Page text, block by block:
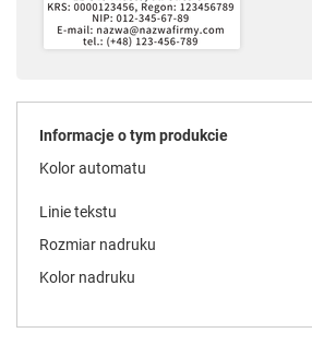
Informacje o tym produkcie
Kolor automatu
Linie tekstu
Rozmiar nadruku
Kolor nadruku